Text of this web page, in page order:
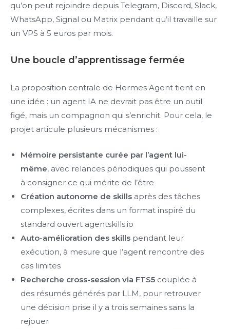
qu’on peut rejoindre depuis Telegram, Discord, Slack,
WhatsApp, Signal ou Matrix pendant qu’il travaille sur
un VPS à 5 euros par mois.
Une boucle d’apprentissage fermée
La proposition centrale de Hermes Agent tient en
une idée : un agent IA ne devrait pas être un outil
figé, mais un compagnon qui s’enrichit. Pour cela, le
projet articule plusieurs mécanismes :
Mémoire persistante curée par l’agent lui-
même, avec relances périodiques qui poussent
à consigner ce qui mérite de l’être
Création autonome de skills après des tâches
complexes, écrites dans un format inspiré du
standard ouvert agentskills.io
Auto-amélioration des skills pendant leur
exécution, à mesure que l’agent rencontre des
cas limites
Recherche cross-session via FTS5 couplée à
des résumés générés par LLM, pour retrouver
une décision prise il y a trois semaines sans la
rejouer